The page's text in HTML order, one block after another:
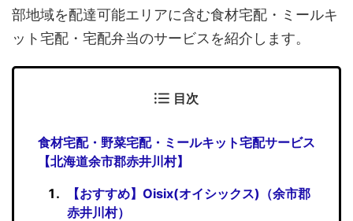
部地域を配達可能エリアに含む食材宅配・ミールキ
ット宅配・宅配弁当のサービスを紹介します。
目次
食材宅配・野菜宅配・ミールキット宅配サービス
【北海道余市郡赤井川村】
【おすすめ】Oisix(オイシックス)（余市郡
赤井川村）